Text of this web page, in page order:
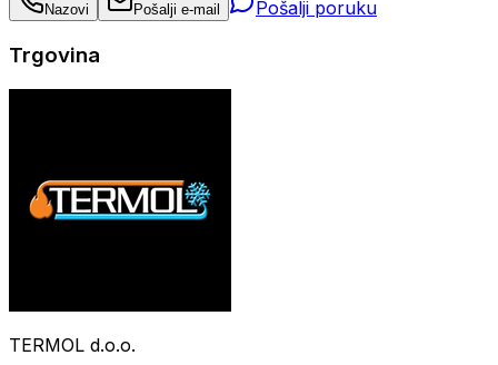
Nazovi Pošalji e-mail Pošalji poruku
Trgovina
TERMOL d.o.o.